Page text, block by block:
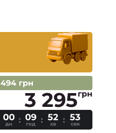
494 грн
3 295грн
00
дн
09
год
52
хв
52
сек